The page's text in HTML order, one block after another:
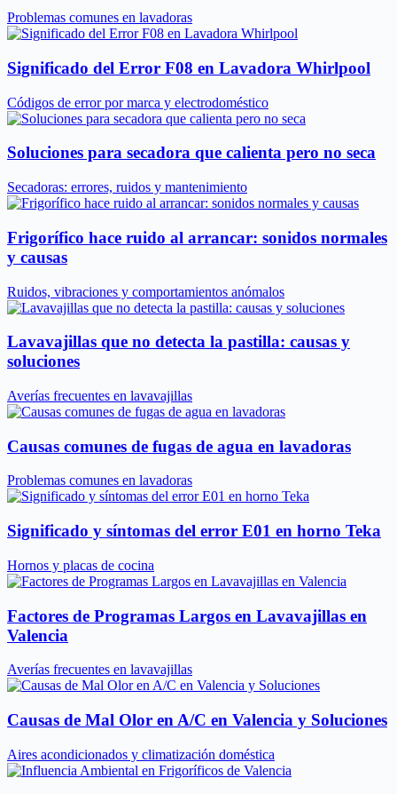
Problemas comunes en lavadoras
Significado del Error F08 en Lavadora Whirlpool
Códigos de error por marca y electrodoméstico
Soluciones para secadora que calienta pero no seca
Secadoras: errores, ruidos y mantenimiento
Frigorífico hace ruido al arrancar: sonidos normales
y causas
Ruidos, vibraciones y comportamientos anómalos
Lavavajillas que no detecta la pastilla: causas y
soluciones
Averías frecuentes en lavavajillas
Causas comunes de fugas de agua en lavadoras
Problemas comunes en lavadoras
Significado y síntomas del error E01 en horno Teka
Hornos y placas de cocina
Factores de Programas Largos en Lavavajillas en
Valencia
Averías frecuentes en lavavajillas
Causas de Mal Olor en A/C en Valencia y Soluciones
Aires acondicionados y climatización doméstica